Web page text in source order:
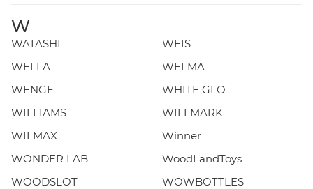
W
WATASHI
WEIS
WELLA
WELMA
WENGE
WHITE GLO
WILLIAMS
WILLMARK
WILMAX
Winner
WONDER LAB
WoodLandToys
WOODSLOT
WOWBOTTLES